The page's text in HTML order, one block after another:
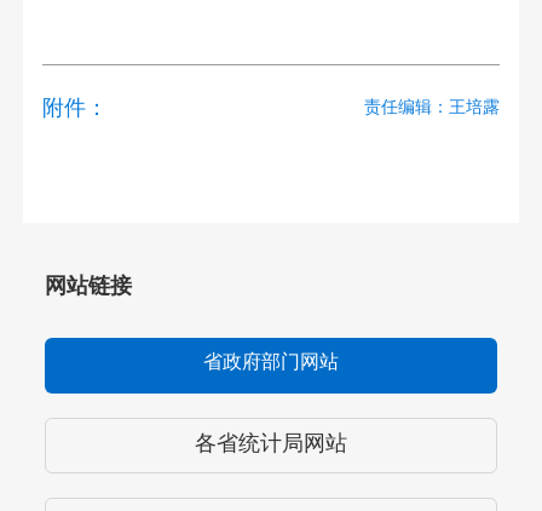
附件： 责任编辑：王培露
网站链接
省政府部门网站
各省统计局网站